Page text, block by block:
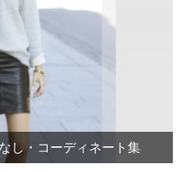
し・コーディネート集